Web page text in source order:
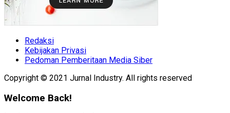
Redaksi
Kebijakan Privasi
Pedoman Pemberitaan Media Siber
Copyright © 2021 Jurnal Industry. All rights reserved
Welcome Back!